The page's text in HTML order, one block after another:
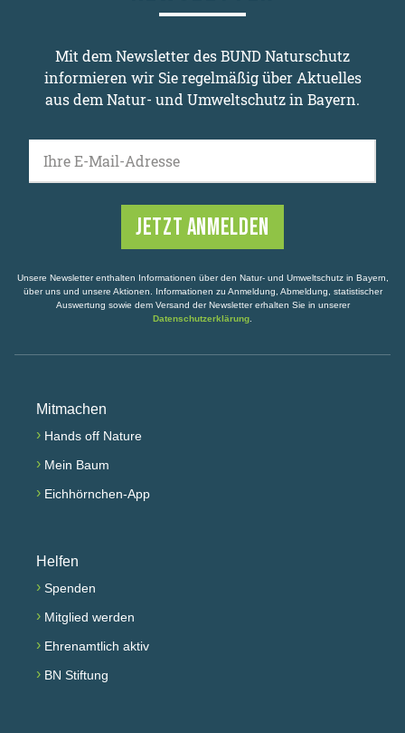
Mit dem Newsletter des BUND Naturschutz
informieren wir Sie regelmäßig über Aktuelles
aus dem Natur- und Umweltschutz in Bayern.
Ihre E-Mail-Adresse
Unsere Newsletter enthalten Informationen über den Natur- und Umweltschutz in Bayern,
über uns und unsere Aktionen. Informationen zu Anmeldung, Abmeldung, statistischer
Auswertung sowie dem Versand der Newsletter erhalten Sie in unserer
Datenschutzerklärung
Mitmachen
› Hands off Nature
› Mein Baum
› Eichhörnchen-App
Helfen
› Spenden
› Mitglied werden
› Ehrenamtlich aktiv
› BN Stiftung